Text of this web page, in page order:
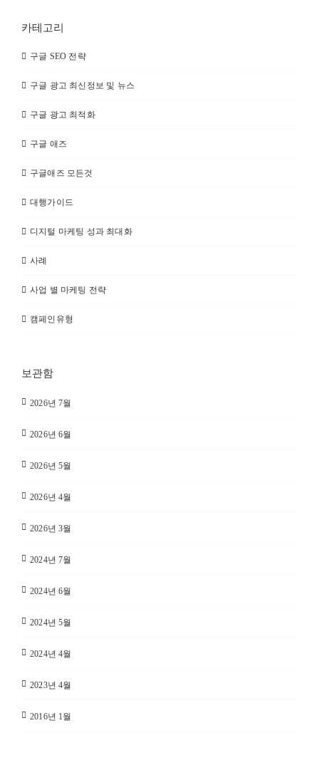
카테고리
구글 SEO 전략
구글 광고 최신정보 및 뉴스
구글 광고 최적화
구글 애즈
구글애즈 모든것
대행가이드
디지털 마케팅 성과 최대화
사례
사업 별 마케팅 전략
캠페인유형
보관함
2026년 7월
2026년 6월
2026년 5월
2026년 4월
2026년 3월
2024년 7월
2024년 6월
2024년 5월
2024년 4월
2023년 4월
2016년 1월